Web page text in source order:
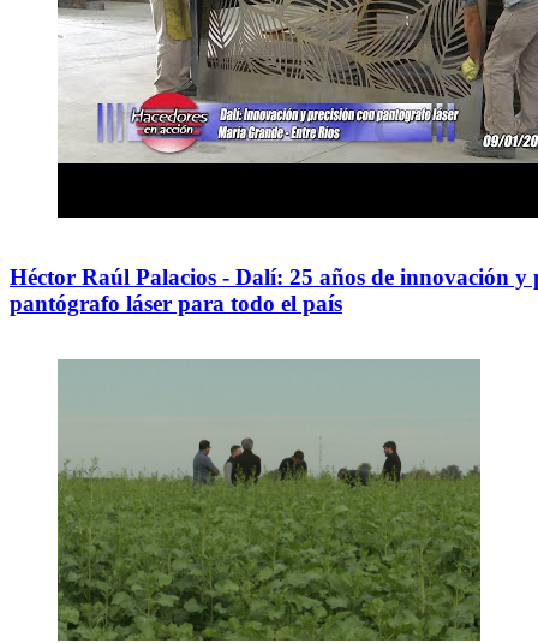
Héctor Raúl Palacios - Dalí: 25 años de innovación y
pantógrafo láser para todo el país